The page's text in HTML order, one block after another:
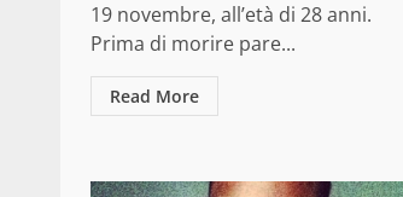
19 novembre, all’età di 28 anni.
Prima di morire pare...
Read More